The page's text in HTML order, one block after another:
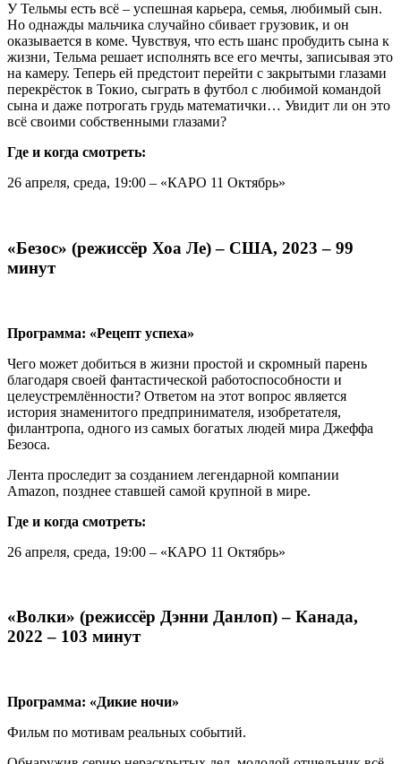
У Тельмы есть всё – успешная карьера, семья, любимый сын.
Но однажды мальчика случайно сбивает грузовик, и он
оказывается в коме. Чувствуя, что есть шанс пробудить сына к
жизни, Тельма решает исполнять все его мечты, записывая это
на камеру. Теперь ей предстоит перейти с закрытыми глазами
перекрёсток в Токио, сыграть в футбол с любимой командой
сына и даже потрогать грудь математички… Увидит ли он это
всё своими собственными глазами?
Где и когда смотреть:
26 апреля, среда, 19:00 – «КАРО 11 Октябрь»
«Безос» (режиссёр Хоа Ле) – США, 2023 – 99
минут
Программа: «Рецепт успеха»
Чего может добиться в жизни простой и скромный парень
благодаря своей фантастической работоспособности и
целеустремлённости? Ответом на этот вопрос является
история знаменитого предпринимателя, изобретателя,
филантропа, одного из самых богатых людей мира Джеффа
Безоса.
Лента проследит за созданием легендарной компании
Amazon, позднее ставшей самой крупной в мире.
Где и когда смотреть:
26 апреля, среда, 19:00 – «КАРО 11 Октябрь»
«Волки» (режиссёр Дэнни Данлоп) – Канада,
2022 – 103 минут
Программа: «Дикие ночи»
Фильм по мотивам реальных событий.